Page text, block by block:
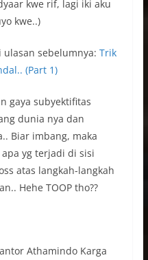
kwe rif, lagi iki aku
kwe..)
sebelumnya: Trik
(Part 1)
gaya subyektifitas
dunia nya dan
Biar imbang, maka
yg terjadi di sisi
atas langkah-langkah
Hehe TOOP tho??
Athamindo Karga